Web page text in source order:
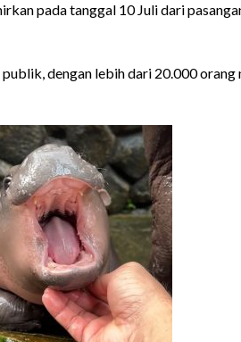
pada tanggal 10 Juli dari
dengan lebih dari 20.000